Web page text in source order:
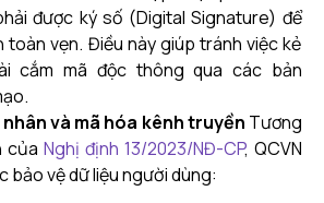
được ký số (Digital Signature) để
toàn vẹn. Điều này giúp tránh việc kẻ
cắm mã độc thông qua các bản
và mã hóa kênh truyền Tương
của Nghị định 13/2023/NĐ-CP, QCVN
bảo vệ dữ liệu người dùng: